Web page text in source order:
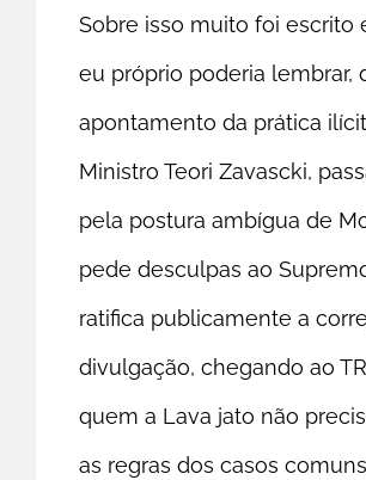
Sobre isso muito foi escrito
eu próprio poderia lembrar,
apontamento da prática
Ministro Teori Zavascki,
pela postura ambígua de
pede desculpas ao
ratifica publicamente a
divulgação, chegando ao
quem a Lava jato não
as regras dos casos